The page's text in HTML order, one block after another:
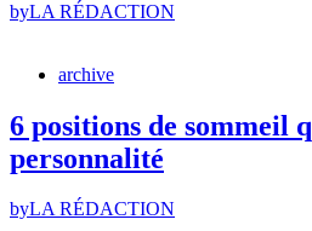
byLA RÉDACTION
archive
6 positions de sommeil
personnalité
byLA RÉDACTION